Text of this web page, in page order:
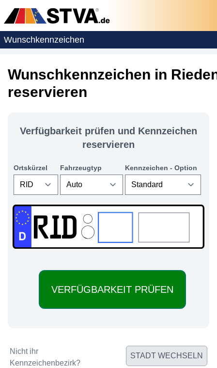
Wunschkennzeichen
Wunschkennzeichen in
reservieren
Verfügbarkeit prüfen und Kennzeichen
reservieren
Ortskürzel Fahrzeugtyp Kennzeichen - Option
RID:
Nicht ihr
Kennzeichenbezirk?
STADT WECHSELN